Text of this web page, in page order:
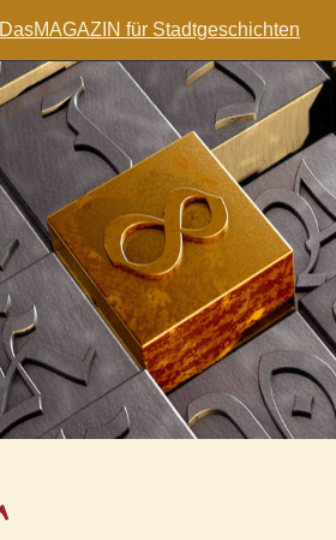
DasMAGAZIN für Stadtgeschichten